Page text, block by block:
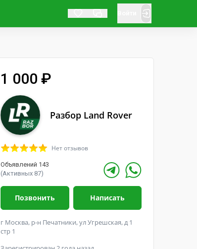
1 000 ₽
Разбор Land Rover
Нет отзывов
Объявлений 143
(Активных 87)
Позвонить Написать
г Москва, р-н Печатники, ул Угрешская, д 1
стр 1